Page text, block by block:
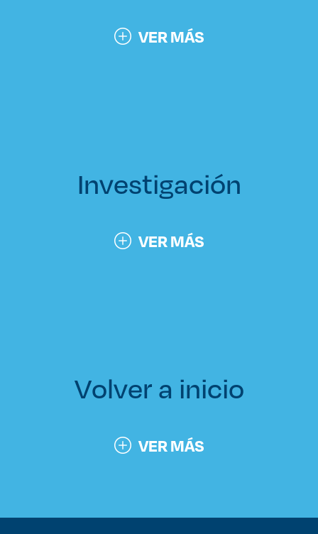
VER MÁS
Investigación
VER MÁS
Volver a inicio
VER MÁS